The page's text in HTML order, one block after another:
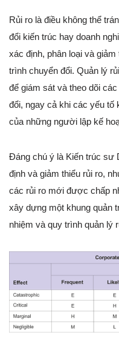
Rủi ro là điều không thể
đổi kiến trúc hay doanh
xác định, phân loại và
trình chuyển đổi. Quản lý
để giám sát và theo dõi
đổi, ngay cả khi các yếu tố
của những người lập kế
Đáng chú ý là Kiến trúc sư
định và giảm thiểu rủi ro,
các rủi ro mới được chấp
xây dựng một khung quản
nhiệm và quy trình quản lý